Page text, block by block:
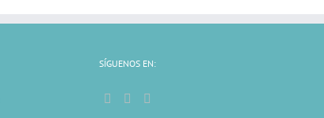
SÍGUENOS EN: